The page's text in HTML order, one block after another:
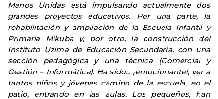
Manos Unidas está impulsando actualmente dos
grandes proyectos educativos. Por una parte, la
rehabilitación y ampliación de la Escuela Infantil y
Primaria Mikuba y, por otro, la construcción del
Instituto Uzima de Educación Secundaria, con una
sección pedagógica y una técnica (Comercial y
Gestión – Informática). Ha sido… ¡emocionante!, ver a
tantos niños y jóvenes camino de la escuela, en el
patio, entrando en las aulas. Los pequeños, han